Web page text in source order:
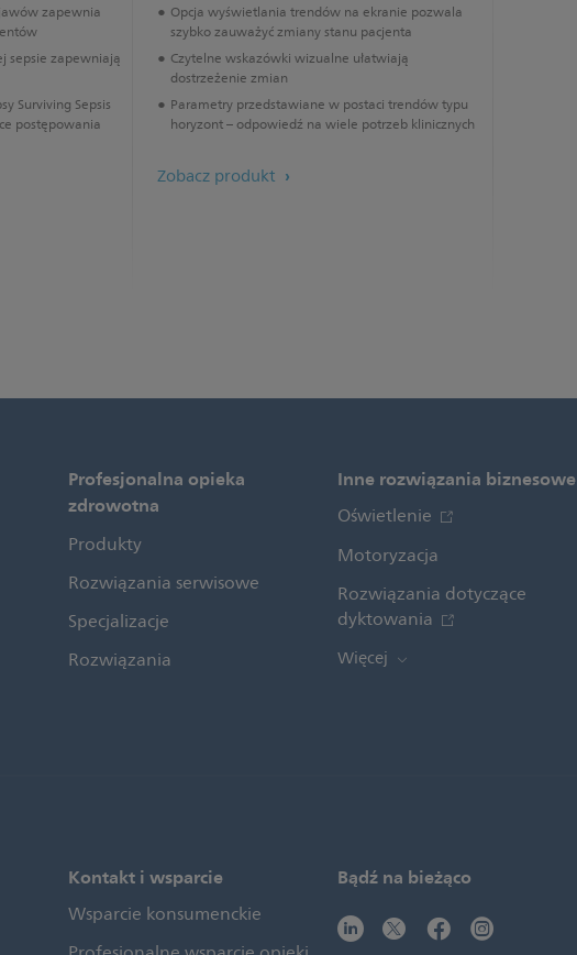
zapewnia
sepsie zapewniają
Surviving Sepsis
postępowania
Opcja wyświetlania trendów na ekranie pozwala
szybko zauważyć zmiany stanu pacjenta
Czytelne wskazówki wizualne ułatwiają
dostrzeżenie zmian
Parametry przedstawiane w postaci trendów typu
horyzont – odpowiedź na wiele potrzeb klinicznych
Zobacz produkt
Profesjonalna opieka
zdrowotna
Produkty
Rozwiązania serwisowe
Specjalizacje
Rozwiązania
Inne rozwiązania biznesowe
Oświetlenie
Motoryzacja
Rozwiązania dotyczące
dyktowania
Więcej
Kontakt i wsparcie
Wsparcie konsumenckie
Bądź na bieżąco